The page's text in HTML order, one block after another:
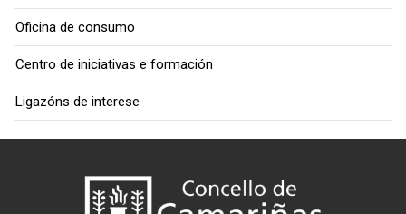
Oficina de consumo
Centro de iniciativas e formación
Ligazóns de interese